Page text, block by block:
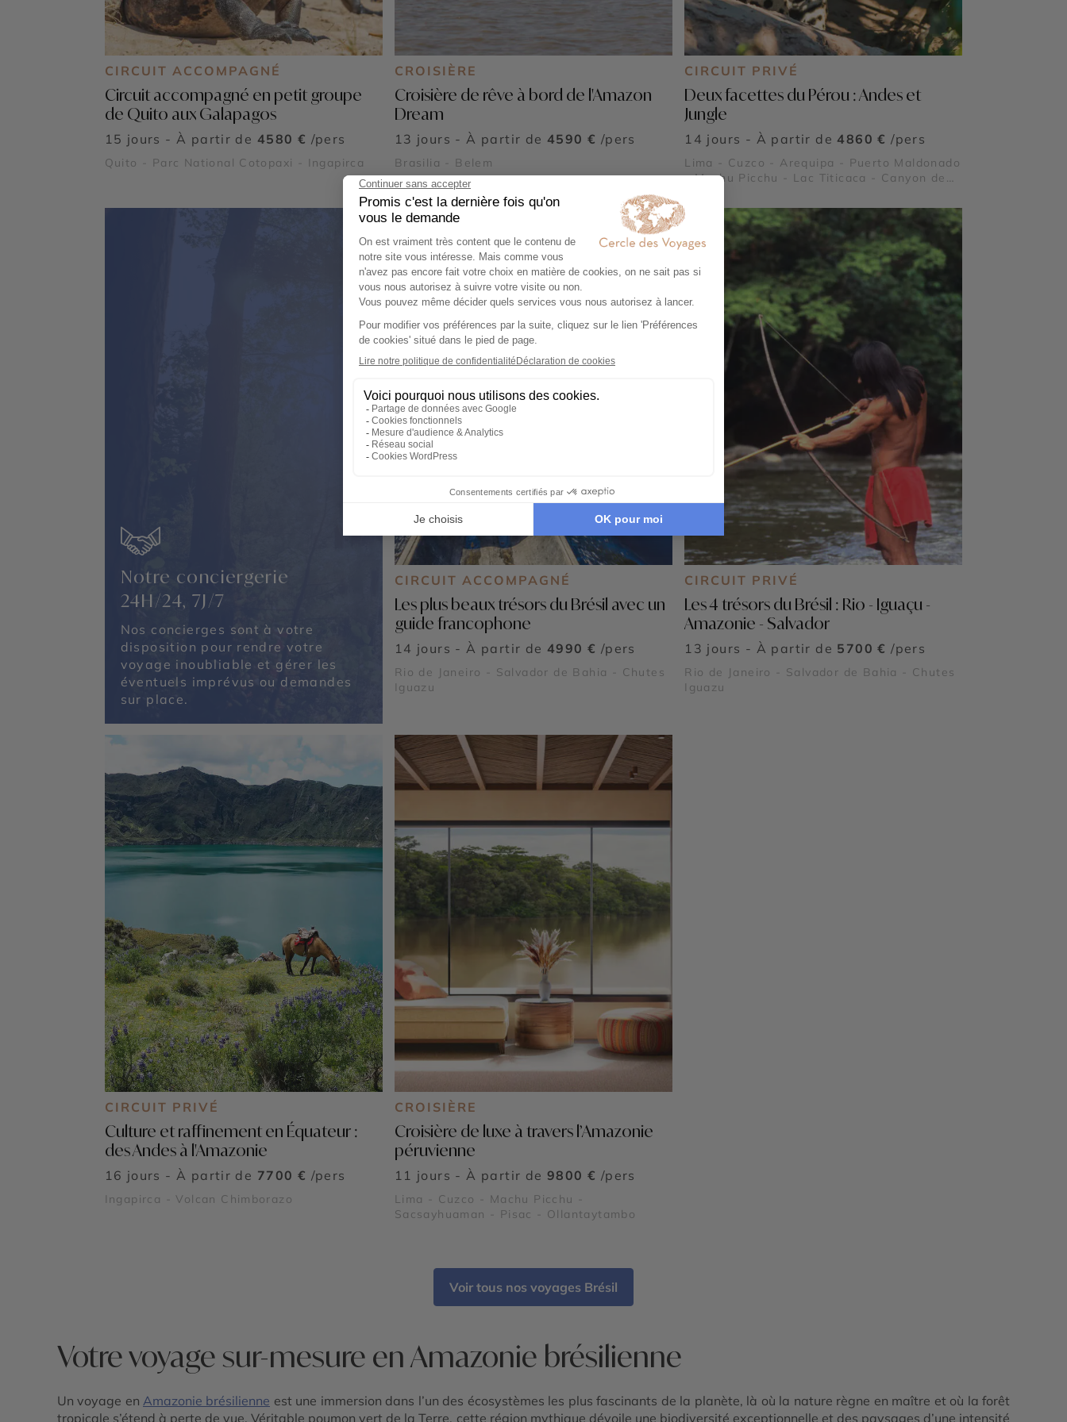
CIRCUIT ACCOMPAGNÉ
Circuit accompagné en petit groupe
de Quito aux Galapagos
15 jours - À partir de 4580 € /pers
Quito - Parc National Cotopaxi - Ingapirca
CROISIÈRE
Croisière de rêve à bord de l'Amazon
Dream
13 jours - À partir de 4590 € /pers
Brasilia - Belem
CIRCUIT PRIVÉ
Deux facettes du Pérou : Andes et
Jungle
14 jours - À partir de 4860 € /pers
Lima - Cuzco - Arequipa - Puerto Maldonado
- Machu Picchu - Lac Titicaca - Canyon de
Notre conciergerie
24H/24, 7J/7
Nos concierges sont à votre
disposition pour rendre votre
voyage inoubliable et gérer les
éventuels imprévus ou demandes
sur place.
CIRCUIT ACCOMPAGNÉ
Les plus beaux trésors du Brésil avec un
guide francophone
14 jours - À partir de 4990 € /pers
Rio de Janeiro - Salvador de Bahia - Chutes
Iguazu
CIRCUIT PRIVÉ
Les 4 trésors du Brésil : Rio - Iguaçu -
Amazonie - Salvador
13 jours - À partir de 5700 € /pers
Rio de Janeiro - Salvador de Bahia - Chutes
Iguazu
CIRCUIT PRIVÉ
Culture et raffinement en Équateur :
des Andes à l'Amazonie
16 jours - À partir de 7700 € /pers
Ingapirca - Volcan Chimborazo
CROISIÈRE
Croisière de luxe à travers l’Amazonie
péruvienne
11 jours - À partir de9800 € /pers
Lima - Cuzco - Machu Picchu -
Sacsayhuaman - Pisac - Ollantaytambo
Voir tous nos voyages Brésil
Votre voyage sur-mesure en Amazonie brésilienne
Un voyage en Amazonie brésilienne est une immersion dans l’un des écosystèmes les plus fascinants de la planète, là où la nature règne en maître et où la forêt
tropicale s’étend à perte de vue. Véritable poumon vert de la Terre, cette région mythique dévoile une biodiversité exceptionnelle et des paysages d’une intensité